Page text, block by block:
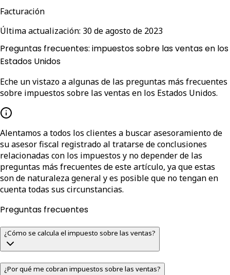
Facturación
Última actualización: 30 de agosto de 2023
Preguntas frecuentes: impuestos sobre las ventas en los
Estados Unidos
Eche un vistazo a algunas de las preguntas más frecuentes
sobre impuestos sobre las ventas en los Estados Unidos.
Alentamos a todos los clientes a buscar asesoramiento de
su asesor fiscal registrado al tratarse de conclusiones
relacionadas con los impuestos y no depender de las
preguntas más frecuentes de este artículo, ya que estas
son de naturaleza general y es posible que no tengan en
cuenta todas sus circunstancias.
Preguntas frecuentes
¿Cómo se calcula el impuesto sobre las ventas?
¿Por qué me cobran impuestos sobre las ventas?